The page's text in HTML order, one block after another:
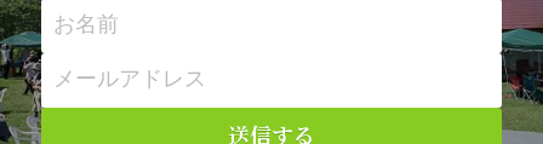
お名前
メールアドレス
送信する